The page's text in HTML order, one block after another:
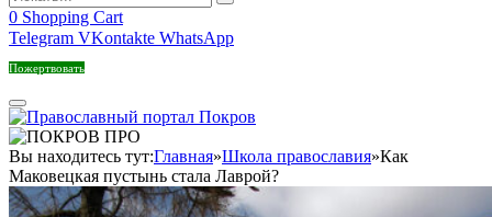
0 Shopping Cart
Telegram VKontakte WhatsApp
Пожертвовать
Вы находитесь тут:Главная»Школа православия»Как
Маковецкая пустынь стала Лаврой?